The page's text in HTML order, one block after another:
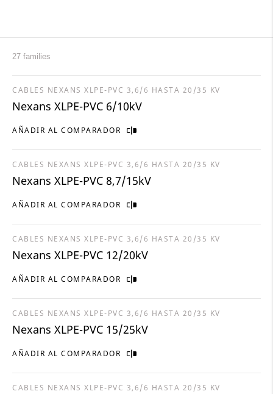
27 families
AÑADIR AL COMPARADOR
CABLES NEXANS XLPE-PVC 3,6/6 HASTA 20/35 KV
Nexans XLPE-PVC 6/10kV
AÑADIR AL COMPARADOR
CABLES NEXANS XLPE-PVC 3,6/6 HASTA 20/35 KV
Nexans XLPE-PVC 8,7/15kV
AÑADIR AL COMPARADOR
CABLES NEXANS XLPE-PVC 3,6/6 HASTA 20/35 KV
Nexans XLPE-PVC 12/20kV
AÑADIR AL COMPARADOR
CABLES NEXANS XLPE-PVC 3,6/6 HASTA 20/35 KV
Nexans XLPE-PVC 15/25kV
CABLES NEXANS XLPE-PVC 3,6/6 HASTA 20/35 KV